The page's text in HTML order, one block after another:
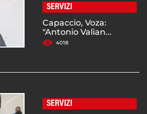
SERVIZI
Capaccio, Voza:
"Antonio Valian...
4018
SERVIZI